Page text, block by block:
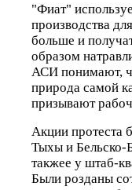
"Фиат"
производства
больше и
образом
АСИ понимают,
природа самой
призывают
Акции протеста
Тыхы и Бельско-
такжее у штаб-
Были розданы